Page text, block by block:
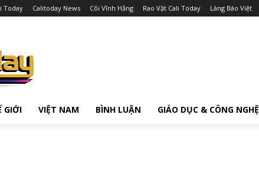
Today Calitoday News Cõi Vĩnh Hằng Rao Vặt Cali Today Làng Báo Việt
GIỚI VIỆT NAM BÌNH LUẬN GIÁO DỤC & CÔNG NGHỆ